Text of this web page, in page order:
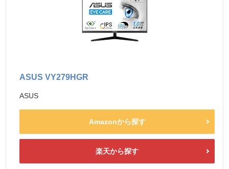
ASUS VY279HGR
ASUS
Amazonから探す
楽天から探す